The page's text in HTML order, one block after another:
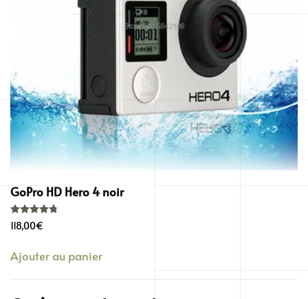
GoPro HD Hero 4 noir
118,00€
Ajouter au panier